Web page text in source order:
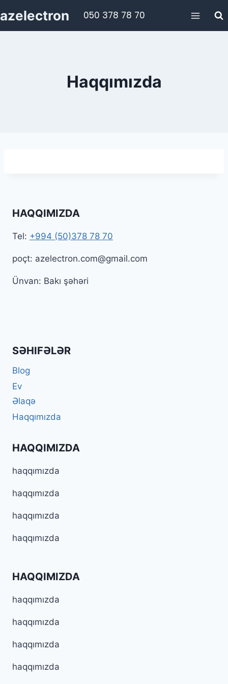
to
content
azelectron 050 378 78 70
Haqqımızda
HAQQIMIZDA
Tel: +994 (50)378 78 70
poçt: azelectron.com@gmail.com
Ünvan: Bakı şəhəri
SƏHIFƏLƏR
Blog
Ev
Əlaqə
Haqqımızda
HAQQIMIZDA
haqqımızda
haqqımızda
haqqımızda
haqqımızda
HAQQIMIZDA
haqqımızda
haqqımızda
haqqımızda
haqqımızda